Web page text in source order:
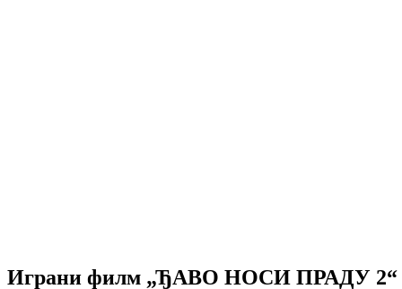
Играни филм „ЂАВО НОСИ ПРАДУ 2“